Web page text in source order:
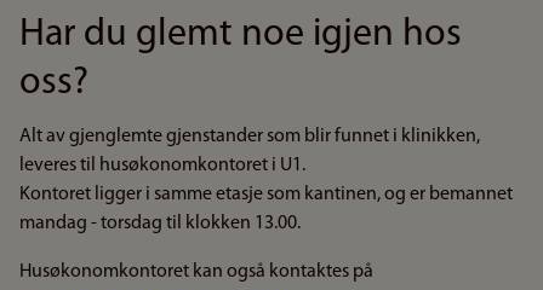
Har du glemt noe igjen hos
oss?
Alt av gjenglemte gjenstander som blir funnet i klinikken,
leveres til husøkonomkontoret i U1.
Kontoret ligger i samme etasje som kantinen, og er bemannet
mandag - torsdag til klokken 13.00.
Husøkonomkontoret kan også kontaktes på